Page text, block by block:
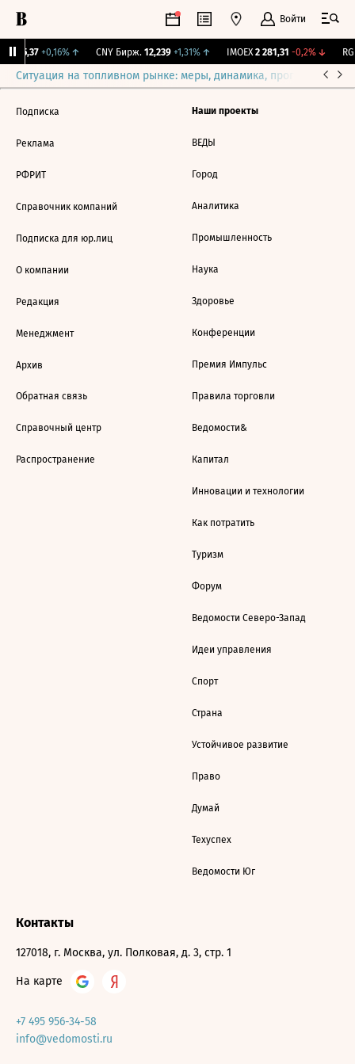
Войти
115,37 +0,16%↑ CNY Бирж. 12,239 +1,31%↑ IMOEX 2 281,31 -0,2%↓
Ситуация на топливном рынке: меры, динамика, прогнозы
Подписка
Реклама
РФРИТ
Справочник компаний
Подписка для юр.лиц
О компании
Редакция
Менеджмент
Архив
Обратная связь
Справочный центр
Распространение
Наши проекты
ВЕДЫ
Город
Аналитика
Промышленность
Наука
Здоровье
Конференции
Премия Импульс
Правила торговли
Ведомости&
Капитал
Инновации и технологии
Как потратить
Туризм
Форум
Ведомости Северо-Запад
Идеи управления
Спорт
Страна
Устойчивое развитие
Право
Думай
Техуспех
Ведомости Юг
Контакты
127018, г. Москва, ул. Полковая, д. 3, стр. 1
На карте
+7 495 956-34-58
info@vedomosti.ru